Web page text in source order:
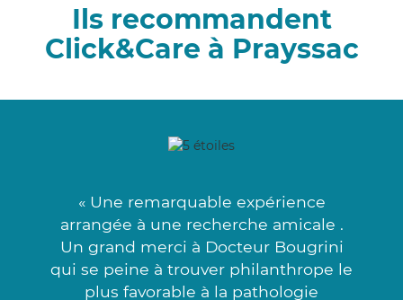
Ils recommandent
Click&Care à Prayssac
« Une remarquable expérience
arrangée à une recherche amicale .
Un grand merci à Docteur Bougrini
qui se peine à trouver philanthrope le
plus favorable à la pathologie